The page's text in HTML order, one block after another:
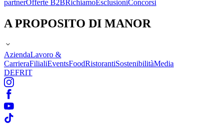
partnerOfferte B2BRichiamoEsclusioniConcorsi
A PROPOSITO DI MANOR
AziendaLavoro &
CarrieraFilialiEventsFoodRistorantiSostenibilitàMedia
DEFRIT